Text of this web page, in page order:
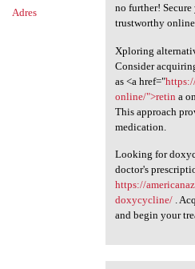
Adres
no further!
trustworthy online
Xploring
Consider
as <a href="
online/">retin a
This approach
medication.
Looking for
doctor's
https://
doxycycline/.
and begin your